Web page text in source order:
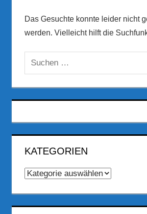
Das Gesuchte konnte leider nicht
werden. Vielleicht hilft die
Suchen
KATEGORIEN
Kategorien